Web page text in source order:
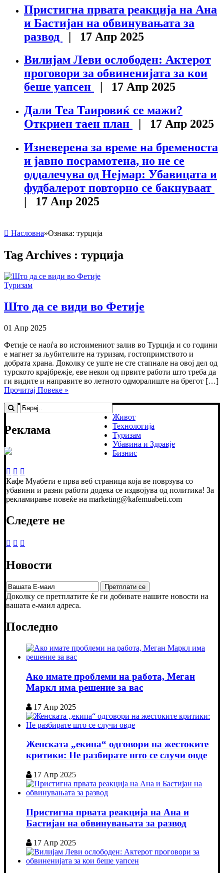
Пристигна првата реакција на Ана
и Бастијан на обвинувањата за
развод
| 17 Апр 2025
Вилијам Леви ослободен: Актерот
проговори за обвиненијата за кои
беше уапсен
| 17 Апр 2025
Дали Теа Таировиќ се мажи?
Откриен таен план
| 17 Апр 2025
Изневерена за време на бременоста
и јавно посрамотена, но не се
оддалечува од Нејмар: Убавицата и
фудбалерот повторно се бакнуваат
| 17 Апр 2025
Насловна»Ознака: турција
Tag Archives : турција
Туризам
Што да се види во Фетије
01 Апр 2025
Фетије се наоѓа во истоимениот залив во Турција и со години
е магнет за љубителите на туризам, гостопримството и
добрата храна. Доколку се уште не сте стапнале на овој дел од
турското крајбрежје, еве некои од првите работи што треба да
ги видите и направите во летното одморалиште на брегот […]
Прочитај Повеке »
Реклама
Живот
Технологија
Туризам
Убавина и Здравје
Бизнис
Кафе Муабети е прва веб страница која ве поврзува со
убавини и разни работи додека се издвојува од политика! За
рекламирање повеќе на marketing@kafemuabeti.com
Следете не
Новости
Доколку се претплатите ќе ги добивате нашите новости на
вашата е-маил адреса.
Последно
Ако имате проблеми на работа, Меган
Маркл има решение за вас
17 Апр 2025
Женската „екипа“ одговори на жестоките
критики: Не разбирате што се случи овде
17 Апр 2025
Пристигна првата реакција на Ана и
Бастијан на обвинувањата за развод
17 Апр 2025